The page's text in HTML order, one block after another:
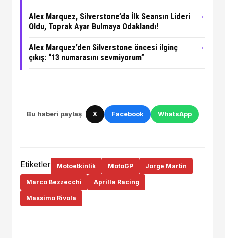
Alex Marquez, Silverstone’da İlk Seansın Lideri
Oldu, Toprak Ayar Bulmaya Odaklandı!
→
Alex Marquez’den Silverstone öncesi ilginç
çıkış: “13 numarasını sevmiyorum”
→
Bu haberi paylaş X Facebook WhatsApp
Etiketler Motoetkinlik MotoGP Jorge Martin
Marco Bezzecchi Aprilla Racing
Massimo Rivola